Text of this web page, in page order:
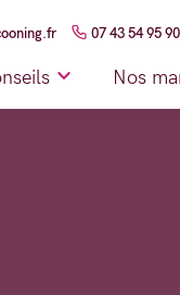
07 43 54 95 90
Nos